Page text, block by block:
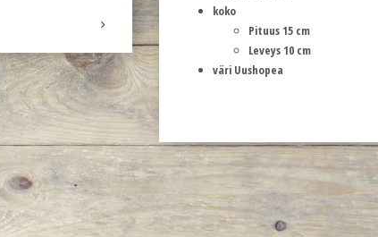
koko
Pituus 15 cm
Leveys 10 cm
väri Uushopea